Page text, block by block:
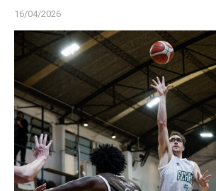
16/04/2026